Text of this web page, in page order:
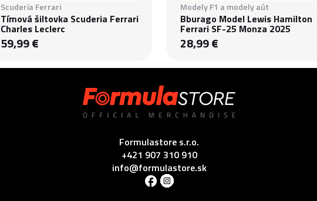
Scuderia Ferrari
Tímová šiltovka Scuderia Ferrari
Charles Leclerc
59,99 €
Modely F1 a modely aút
Bburago Model Lewis Hamilton
Ferrari SF-25 Monza 2025
28,99 €
Formulastore s.r.o.
+421 907 310 910
info@formulastore.sk